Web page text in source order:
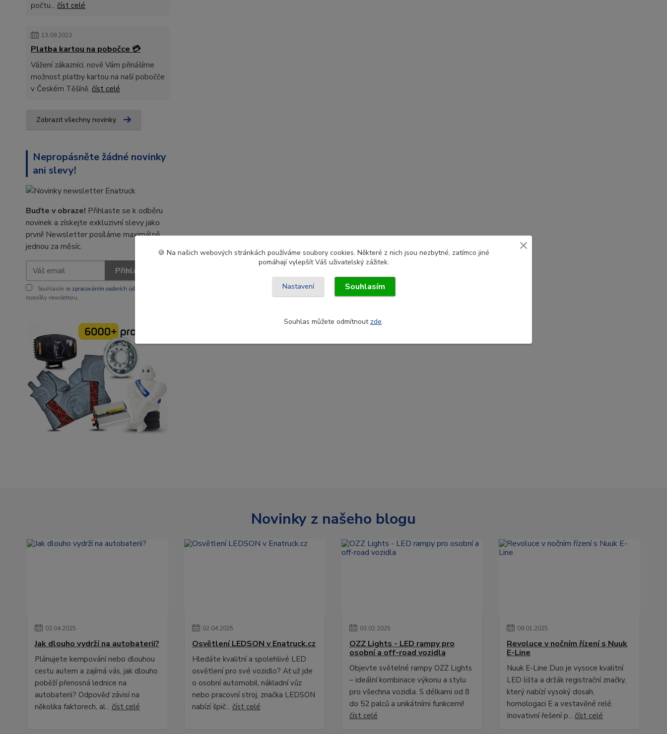
počtu... číst celé
13.09.2023
Platba kartou na pobočce 💳
Vážení zákazníci, nově Vám přinášíme
možnost platby kartou na naší pobočče
v Českém Těšíně. číst celé
Zobrazit všechny novinky
Nepropásněte žádné novinky
ani slevy!
Buďte v obraze! Přihlaste se k odběru
novinek a získejte exkluzivní slevy jako
první! Newsletter posíláme maximálně
jednou za měsíc.
Přihlásit se
Souhlasím se zpracováním osobních údajů
rozesílky newsletteru.
Novinky z našeho blogu
03.04.2025
Jak dlouho vydrží na autobaterii?
Plánujete kempování nebo dlouhou
cestu autem a zajímá vás, jak dlouho
poběží přenosná lednice na
autobaterii? Odpověď závisí na
několika faktorech, al... číst celé
02.04.2025
Osvětlení LEDSON v Enatruck.cz
Hledáte kvalitní a spolehlivé LED
osvětlení pro své vozidlo? Ať už jde
o osobní automobil, nákladní vůz
nebo pracovní stroj, značka LEDSON
nabízí špič... číst celé
03.02.2025
OZZ Lights - LED rampy pro
osobní a off-road vozidla
Objevte světelné rampy OZZ Lights
– ideální kombinace výkonu a stylu
pro všechna vozidla. S délkami od 8
do 52 palců a unikátními funkcemi!
číst celé
09.01.2025
Revoluce v nočním řízení s Nuuk
E-Line
Nuuk E-Line Duo je vysoce kvalitní
LED lišta a držák registrační značky,
který nabízí vysoký dosah,
homologaci E a vestavěné relé.
Inovativní řešení p...číst celé
🍪 Na našich webových stránkách používáme soubory cookies. Některé z nich jsou nezbytné, zatímco jiné
pomáhají vylepšít Váš uživatelský zážitek.
Nastavení Souhlasím
Souhlas můžete odmítnout zde.